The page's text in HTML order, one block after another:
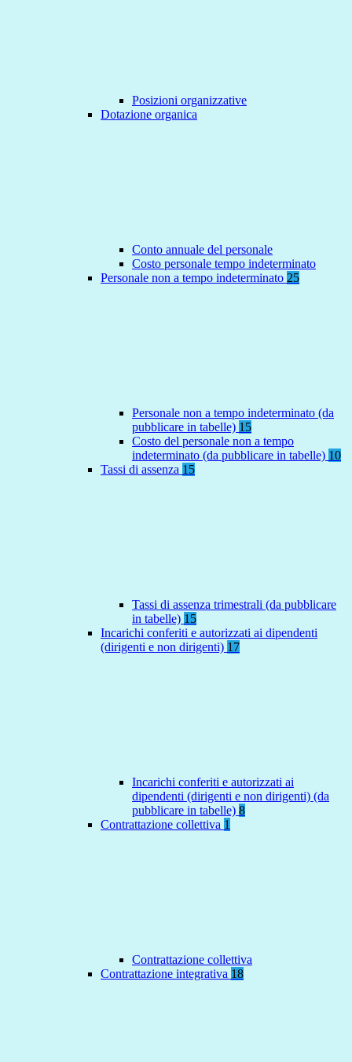
Posizioni organizzative
Dotazione organica
Conto annuale del personale
Costo personale tempo indeterminato
Personale non a tempo indeterminato 25
Personale non a tempo indeterminato (da
pubblicare in tabelle) 15
Costo del personale non a tempo
indeterminato (da pubblicare in tabelle) 10
Tassi di assenza 15
Tassi di assenza trimestrali (da pubblicare
in tabelle) 15
Incarichi conferiti e autorizzati ai dipendenti
(dirigenti e non dirigenti) 17
Incarichi conferiti e autorizzati ai
dipendenti (dirigenti e non dirigenti) (da
pubblicare in tabelle) 8
Contrattazione collettiva 1
Contrattazione collettiva
Contrattazione integrativa 18